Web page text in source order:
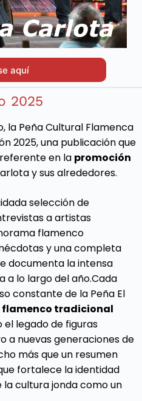
aquí
2025
la Peña Cultural Flamenca
2025, una publicación que
en la promoción
y sus alrededores.
selección de
a artistas
flamenco
y una completa
documenta la intensa
a lo largo del año.Cada
constante de la Peña El
flamenco tradicional
legado de figuras
a nuevas generaciones de
más que un resumen
fortalece la identidad
cultura jonda como un